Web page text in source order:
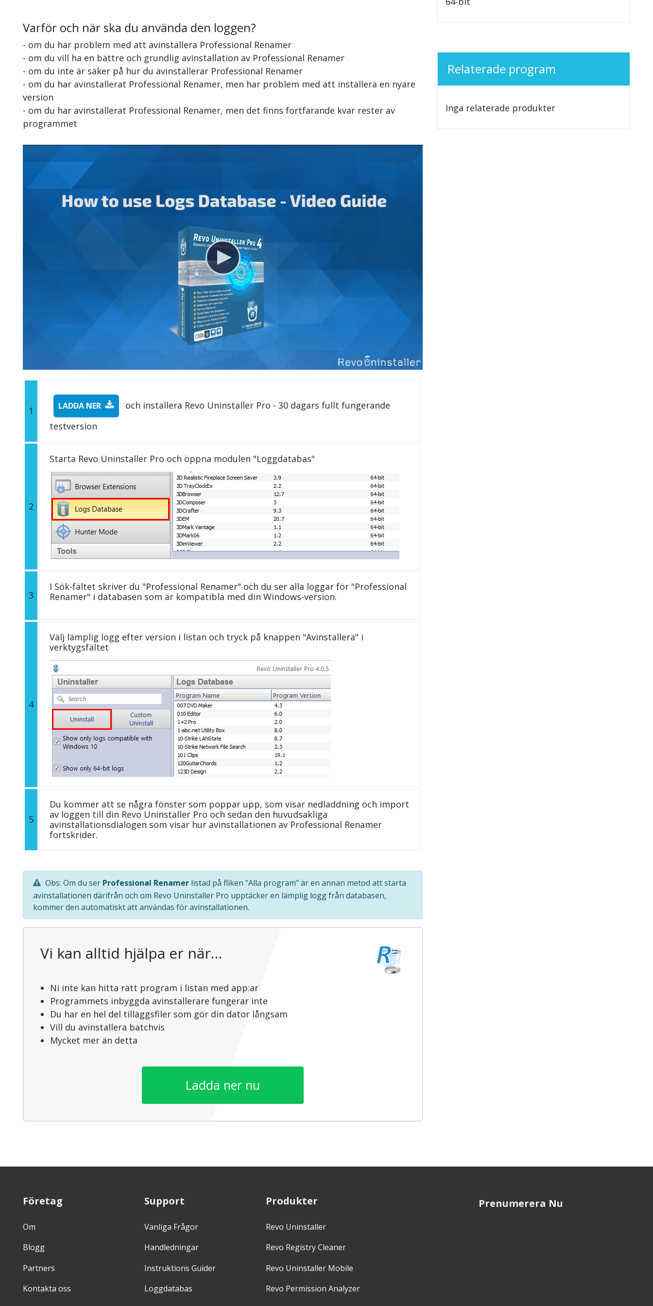
Varför och när ska du använda den loggen?
- om du har problem med att avinstallera Professional Renamer
- om du vill ha en bättre och grundlig avinstallation av Professional Renamer
- om du inte är säker på hur du avinstallerar Professional Renamer
- om du har avinstallerat Professional Renamer, men har problem med att installera en nyare
version
- om du har avinstallerat Professional Renamer, men det finns fortfarande kvar rester av
programmet
1 LADDA NER
och installera Revo Uninstaller Pro - 30 dagars fullt fungerande
testversion
2
Starta Revo Uninstaller Pro och öppna modulen "Loggdatabas"
3
I Sök-fältet skriver du "Professional Renamer" och du ser alla loggar för "Professional
Renamer" i databasen som är kompatibla med din Windows-version.
4
Välj lämplig logg efter version i listan och tryck på knappen "Avinstallera" i
verktygsfältet
5
Du kommer att se några fönster som poppar upp, som visar nedladdning och import
av loggen till din Revo Uninstaller Pro och sedan den huvudsakliga
avinstallationsdialogen som visar hur avinstallationen av Professional Renamer
fortskrider.
Obs: Om du ser Professional Renamer listad på fliken "Alla program" är en annan metod att starta
avinstallationen därifrån och om Revo Uninstaller Pro upptäcker en lämplig logg från databasen,
kommer den automatiskt att användas för avinstallationen.
Vi kan alltid hjälpa er när…
Ni inte kan hitta rätt program i listan med app:ar
Programmets inbyggda avinstallerare fungerar inte
Du har en hel del tilläggsfiler som gör din dator långsam
Vill du avinstallera batchvis
Mycket mer än detta
Ladda ner nu
Relaterade program
Inga relaterade produkter
Företag
Om
Blogg
Partners
Kontakta oss
Support
Vanliga Frågor
Handledningar
Instruktions Guider
Loggdatabas
Produkter
Revo Uninstaller
Revo Registry Cleaner
Revo Uninstaller Mobile
Revo Permission Analyzer
Prenumerera Nu